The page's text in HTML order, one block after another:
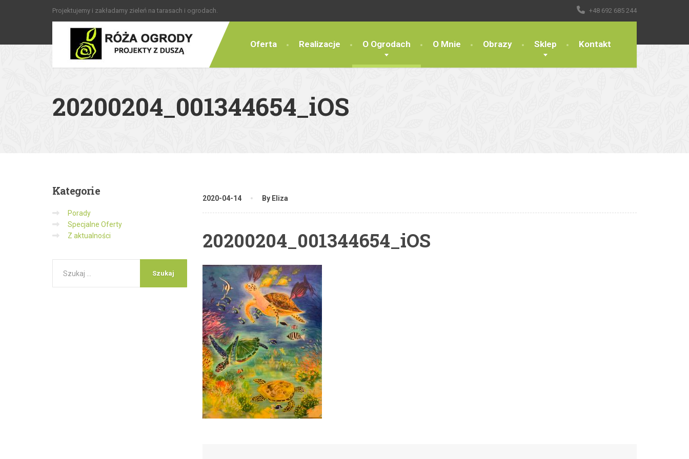
Projektujemy i zakładamy zieleń na tarasach i ogrodach. +48 692 685 244
Oferta Realizacje O Ogrodach O Mnie Obrazy Sklep Kontakt
20200204_001344654_iOS
2020-04-14 By Eliza
20200204_001344654_iOS
Kategorie
Porady
Specjalne Oferty
Z aktualności